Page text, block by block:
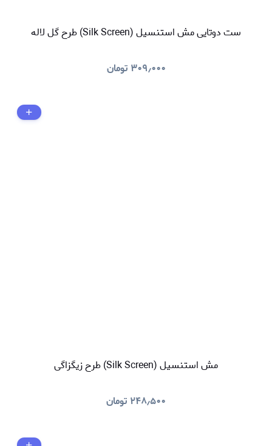
ست دوتایی مش استنسیل (Silk Screen) طرح گل لاله
۳۰۹٫۰۰۰ تومان
مش استنسیل (Silk Screen) طرح زیگزاگی
۲۴۸٫۵۰۰ تومان